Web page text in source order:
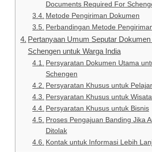
Documents Required For
Metode Pengiriman Dokumen
Perbandingan Metode
Pertanyaan Umum Seputar
Schengen untuk Warga India
Persyaratan Dokumen Utama
Schengen
Persyaratan Khusus untuk Pelajar
Persyaratan Khusus untuk
Persyaratan Khusus untuk Bisnis
Proses Pengajuan Banding Jika
Ditolak
Kontak untuk Informasi Lebih